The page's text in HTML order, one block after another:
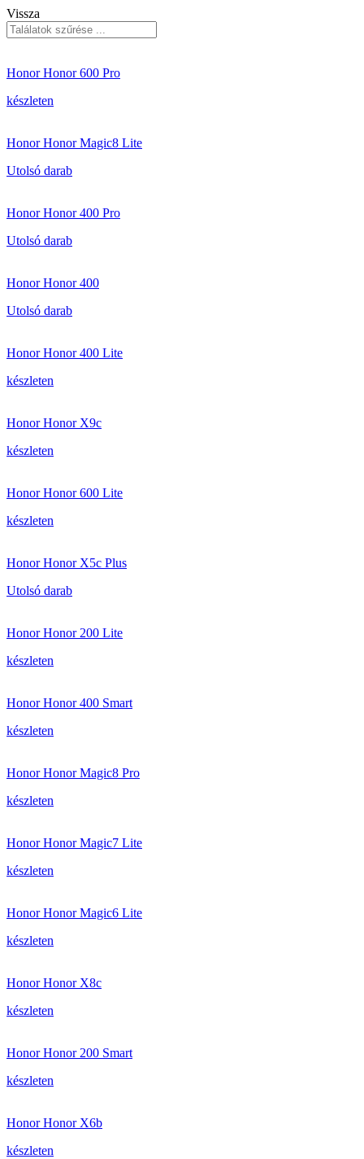
Vissza
Honor Honor 600 Pro
készleten
Honor Honor Magic8 Lite
Utolsó darab
Honor Honor 400 Pro
Utolsó darab
Honor Honor 400
Utolsó darab
Honor Honor 400 Lite
készleten
Honor Honor X9c
készleten
Honor Honor 600 Lite
készleten
Honor Honor X5c Plus
Utolsó darab
Honor Honor 200 Lite
készleten
Honor Honor 400 Smart
készleten
Honor Honor Magic8 Pro
készleten
Honor Honor Magic7 Lite
készleten
Honor Honor Magic6 Lite
készleten
Honor Honor X8c
készleten
Honor Honor 200 Smart
készleten
Honor Honor X6b
készleten